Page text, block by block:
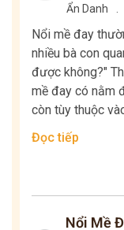
Ẩn Danh .
Nổi mề đay
nhiều bà con
được không?"
mề đay có nằm
còn tùy thuộc
Đọc tiếp
Nổi Mề